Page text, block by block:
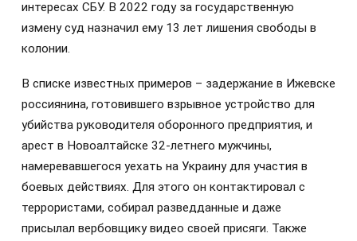
интересах СБУ. В 2022 году за государственную
измену суд назначил ему 13 лет лишения свободы в
колонии.
В списке известных примеров – задержание в Ижевске
россиянина, готовившего взрывное устройство для
убийства руководителя оборонного предприятия, и
арест в Новоалтайске 32-летнего мужчины,
намеревавшегося уехать на Украину для участия в
боевых действиях. Для этого он контактировал с
террористами, собирал разведданные и даже
присылал вербовщику видео своей присяги. Также